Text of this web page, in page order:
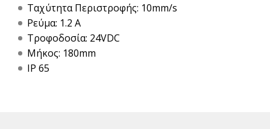
Ταχύτητα Περιστροφής: 10mm/s
Ρεύμα: 1.2 Α
Τροφοδοσία: 24VDC
Μήκος: 180mm
IP 65